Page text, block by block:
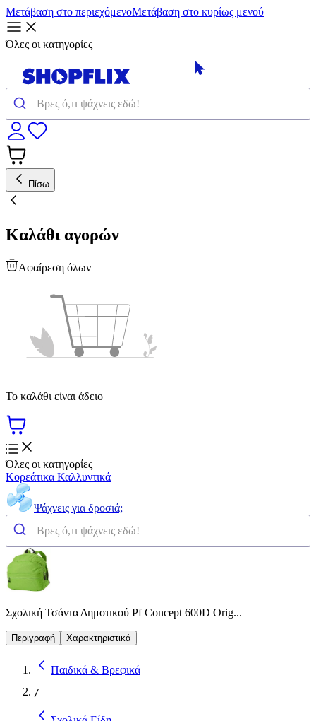
Μετάβαση στο περιεχόμενοΜετάβαση στο κυρίως μενού
Όλες οι κατηγορίες
Πίσω
Καλάθι αγορών
Αφαίρεση όλων
Το καλάθι είναι άδειο
Όλες οι κατηγορίες
Κορεάτικα Καλλυντικά
Ψάχνεις για δροσιά;
Σχολική Τσάντα Δημοτικού Pf Concept 600D Orig...
Περιγραφή Χαρακτηριστικά
Παιδικά & Βρεφικά
/